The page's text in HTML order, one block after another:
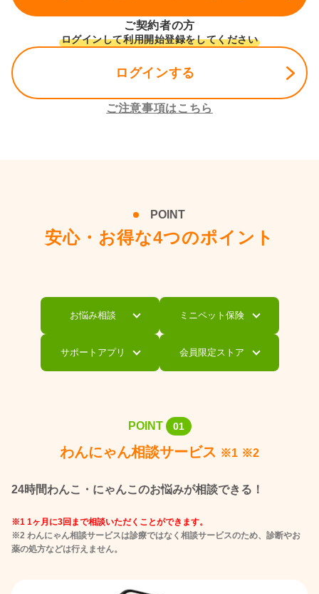
ご契約者の方
ログインして利用開始登録をしてください
ログインする
ご注意事項はこちら
POINT
安心・お得な4つのポイント
お悩み相談 ミニペット保険
サポートアプリ 会員限定ストア
POINT 01
わんにゃん相談サービス ※1 ※2
24時間わんこ・にゃんこのお悩みが相談できる！
※1 1ヶ月に3回まで相談いただくことができます。
※2 わんにゃん相談サービスは診療ではなく相談サービスのため、診断やお
薬の処方などは行えません。